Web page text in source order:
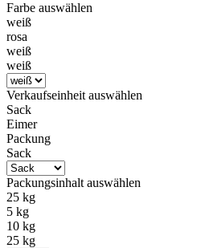
Farbe auswählen
weiß
rosa
weiß
weiß
Verkaufseinheit auswählen
Sack
Eimer
Packung
Sack
Packungsinhalt auswählen
25 kg
5 kg
10 kg
25 kg